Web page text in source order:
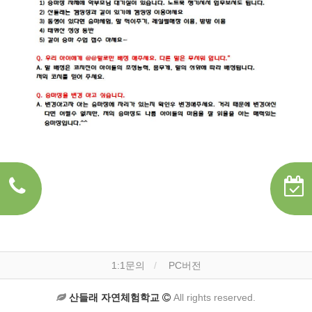
1:1문의 PC버전
산들래 자연체험학교 All rights reserved.